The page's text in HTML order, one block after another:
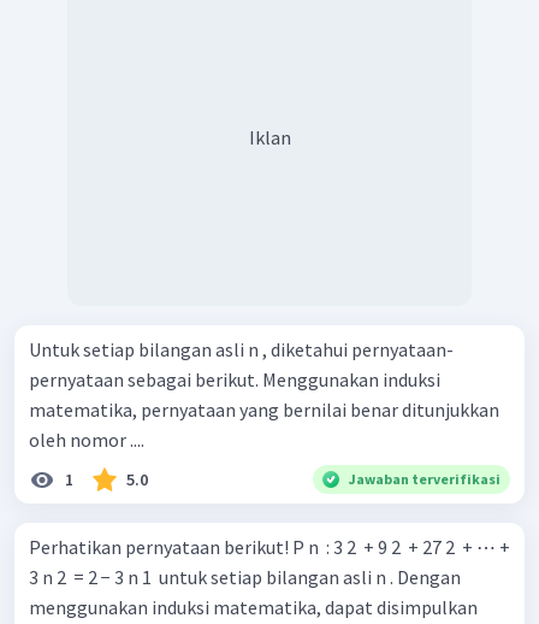
Iklan
Untuk setiap bilangan asli n , diketahui pernyataan-
pernyataan sebagai berikut. Menggunakan induksi
matematika, pernyataan yang bernilai benar ditunjukkan
oleh nomor ....
1 5.0 Jawaban terverifikasi
Perhatikan pernyataan berikut! P n ​ : 3 2 ​ + 9 2 ​ + 27 2 ​ + ⋯ +
3 n 2 ​ = 2 − 3 n 1 ​ untuk setiap bilangan asli n . Dengan
menggunakan induksi matematika, dapat disimpulkan